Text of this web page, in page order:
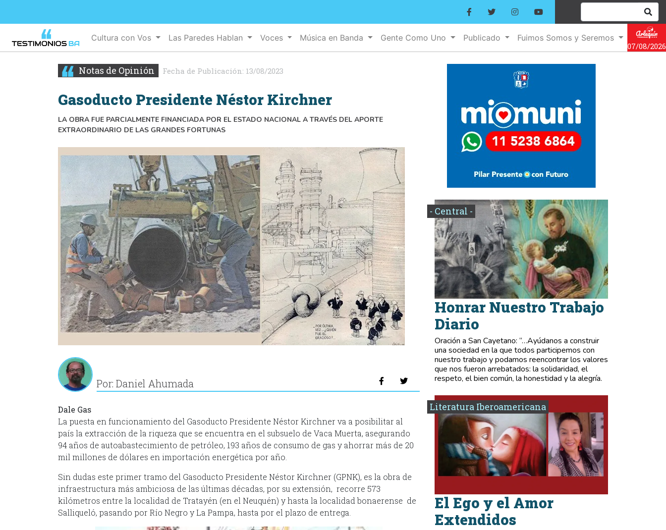
Cultura con Vos Las Paredes Hablan Voces Música en Banda Gente Como Uno Publicado
Fuimos Somos y Seremos
07/08/2026
Notas de Opinión Fecha de Publicación: 13/08/2023
Gasoducto Presidente Néstor Kirchner
LA OBRA FUE PARCIALMENTE FINANCIADA POR EL ESTADO NACIONAL A TRAVÉS DEL APORTE
EXTRAORDINARIO DE LAS GRANDES FORTUNAS
Por: Daniel Ahumada
Dale Gas
La puesta en funcionamiento del Gasoducto Presidente Néstor Kirchner va a posibilitar al
país la extracción de la riqueza que se encuentra en el subsuelo de Vaca Muerta, asegurando
94 años de autoabastecimiento de petróleo, 193 años de consumo de gas y ahorrar más de 20
mil millones de dólares en importación energética por año.
Sin dudas este primer tramo del Gasoducto Presidente Néstor Kirchner (GPNK), es la obra de
infraestructura más ambiciosa de las últimas décadas, por su extensión, recorre 573
kilómetros entre la localidad de Tratayén (en el Neuquén) y hasta la localidad bonaerense de
Salliqueló, pasando por Río Negro y La Pampa, hasta por el plazo de entrega.
- Central -
Honrar Nuestro Trabajo
Diario
Oración a San Cayetano: “…Ayúdanos a construir
una sociedad en la que todos participemos con
nuestro trabajo y podamos reencontrar los valores
que nos fueron arrebatados: la solidaridad, el
respeto, el bien común, la honestidad y la alegría.
Literatura Iberoamericana
El Ego y el Amor
Extendidos